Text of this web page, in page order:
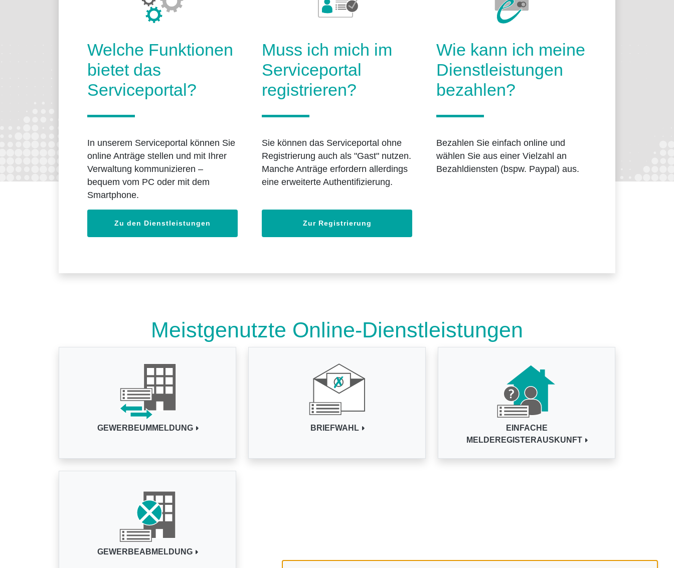
Welche Funktionen
bietet das
Serviceportal?
In unserem Serviceportal können Sie
online Anträge stellen und mit Ihrer
Verwaltung kommunizieren –
bequem vom PC oder mit dem
Smartphone.
Zu den Dienstleistungen
Muss ich mich im
Serviceportal
registrieren?
Sie können das Serviceportal ohne
Registrierung auch als "Gast" nutzen.
Manche Anträge erfordern allerdings
eine erweiterte Authentifizierung.
Zur Registrierung
Wie kann ich meine
Dienstleistungen
bezahlen?
Bezahlen Sie einfach online und
wählen Sie aus einer Vielzahl an
Bezahldiensten (bspw. Paypal) aus.
Meistgenutzte Online-Dienstleistungen
GEWERBEUMMELDUNG BRIEFWAHL
EINFACHE
MELDEREGISTERAUSKUNFT
GEWERBEABMELDUNG